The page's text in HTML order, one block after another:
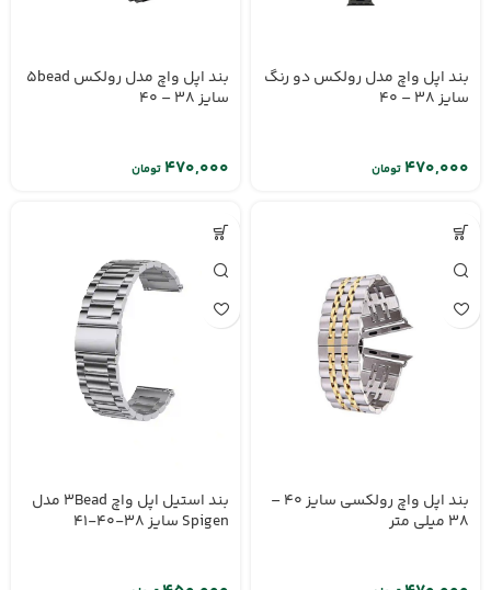
بند اپل واچ مدل رولکس دو رنگ
سایز ۳۸ – ۴۰
تومان
بند اپل واچ مدل رولکس 5bead
سایز ۳۸ – ۴۰
تومان
بند اپل واچ رولکسی سایز 40 –
38 میلی متر
بند استیل اپل واچ 3Bead مدل
Spigen سایز 38-40-41